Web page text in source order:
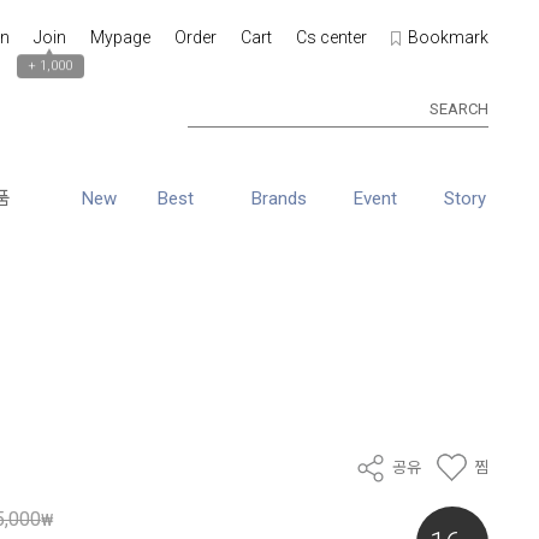
Join
▲
+ 1,000
Mypage Order Cart Cs center Bookmark
SEARCH
New Best Brands Event Story
공유 찜
₩